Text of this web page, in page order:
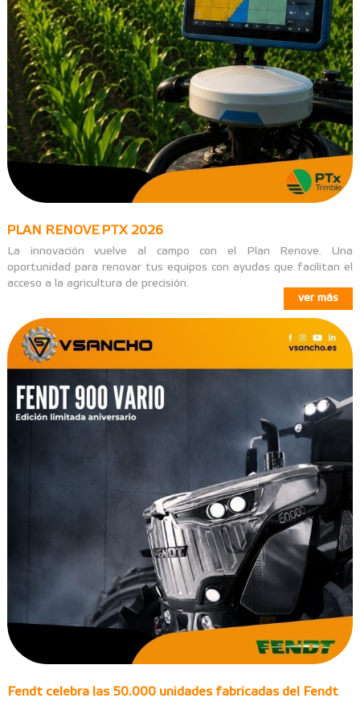
PLAN RENOVE PTX 2026
La innovación vuelve al campo con el Plan Renove. Una
oportunidad para renovar tus equipos con ayudas que facilitan el
acceso a la agricultura de precisión.
ver más
Fendt celebra las 50.000 unidades fabricadas del Fendt